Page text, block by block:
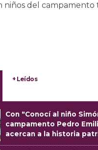
niños del campamento
+ Leídos
Con "Conocí al niño
campamento Pedro
acercan a la historia